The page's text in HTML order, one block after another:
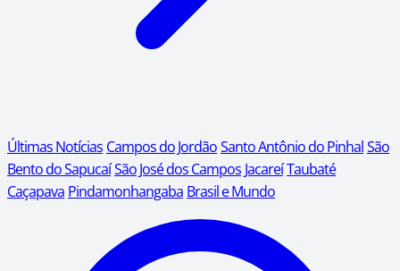
Últimas Notícias Campos do JordãoSanto Antônio do PinhalSão
Bento do SapucaíSão José dos Campos JacareíTaubaté
Caçapava Pindamonhangaba Brasil e Mundo